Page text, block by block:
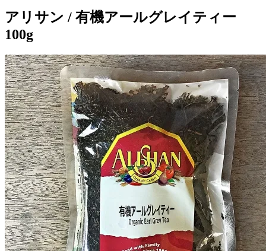
アリサン / 有機アールグレイティー
100g